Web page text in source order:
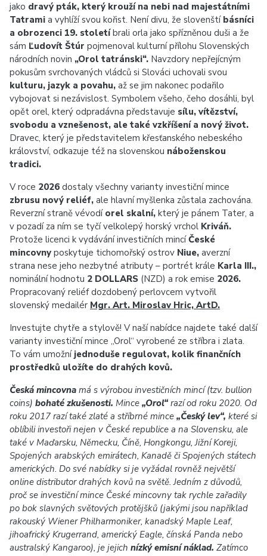
jako dravý pták, který krouží na nebi nad majestátními
Tatrami a vyhlíží svou kořist. Není divu, že slovenští básníci
a obrozenci 19. stoletíbrali orla jako spřízněnou duši a že
sám Ľudovít Štúr pojmenoval kulturní přílohu Slovenských
národních novin „Orol tatránski“. Navzdory nepřejícným
pokusům svrchovaných vládců si Slováci uchovali svou
kulturu, jazyk a povahu, až se jim nakonec podařilo
vybojovat si nezávislost. Symbolem všeho, čeho dosáhli, byl
opět orel, který odpradávna představuje sílu, vítězství,
svobodu a vznešenost, ale také vzkříšení a nový život.
Dravec, který je představitelem křesťanského nebeského
království, odkazuje též na slovenskou náboženskou
tradici.
V roce 2026 dostaly všechny varianty investiční mince
zbrusu nový reliéf, ale hlavní myšlenka zůstala zachována.
Reverzní straně vévodí orel skalní, který je pánem Tater, a
v pozadí za ním se tyčí velkolepý horský vrchol Kriváň.
Protože licenci k vydávání investičních mincíČeské
mincovny poskytuje tichomořský ostrov Niue, averzní
strana nese jeho nezbytné atributy – portrét krále Karla III.,
nominální hodnotu 2 DOLLARS (NZD) a rok emise 2026.
Propracovaný reliéf dozdobený perlovcem vytvořil
slovenský medailér Mgr. Art. Miroslav Hric, ArtD.
Investujte chytře a stylově! V naší nabídce najdete také další
varianty investiční mince „Orol“ vyrobené ze stříbra i zlata.
To vám umožní jednoduše regulovat, kolik finančních
prostředků uložíte do drahých kovů.
Česká mincovna má s výrobou investičních mincí (tzv. bullion
coins) bohaté zkušenosti. Mince „Orol“ razí od roku 2020. Od
roku 2017 razí také zlaté a stříbrné mince „Český lev“, které si
oblíbili investoři nejen v České republice a na Slovensku, ale
také v Maďarsku, Německu, Číně, Hongkongu, Jižní Koreji,
Spojených arabských emirátech, Kanadě či Spojených státech
amerických. Do své nabídky si je vyžádal rovněž největší
online distributor drahých kovů na světě. Jedním z důvodů,
proč se investiční mince České mincovny tak rychle zařadily
po bok slavných světových protějšků (jakými jsou například
rakouský Wiener Philharmoniker, kanadský Maple Leaf,
jihoafrický Krugerrand, americký Eagle, čínská Panda nebo
australský Kangaroo), je jejich nízký emisní náklad. Zatímco